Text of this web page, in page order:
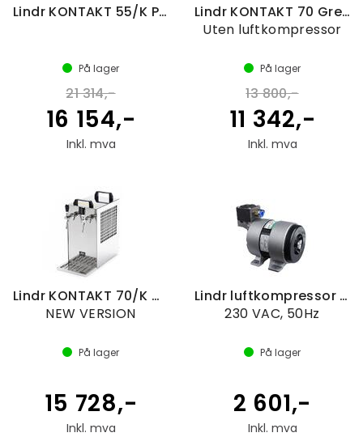
Lindr KONTAKT 55/K Profi Green Line
På lager
21 314,-
16 154,-
Inkl. mva
Lindr KONTAKT 70 Green Line
Uten luftkompressor
På lager
13 800,-
11 342,-
Inkl. mva
Lindr KONTAKT 70/K Green Line
NEW VERSION
På lager
15 728,-
Inkl. mva
Lindr luftkompressor 15RAS
230 VAC, 50Hz
På lager
2 601,-
Inkl. mva